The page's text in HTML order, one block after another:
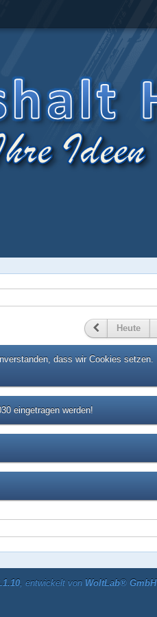
Heute
dass wir Cookies setzen.
eingetragen werden!
, entwickelt von WoltLab® GmbH